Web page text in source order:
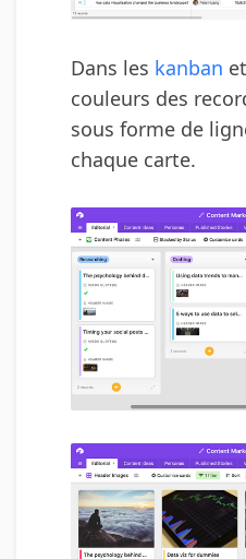
Dans les kanban et
couleurs des
sous forme de
chaque carte.